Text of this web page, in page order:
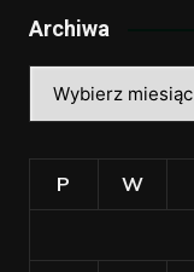
Archiwa
P W